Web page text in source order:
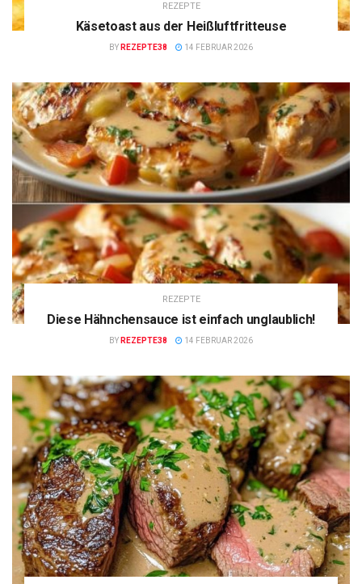
REZEPTE
Käsetoast aus der Heißluftfritteuse
BY REZEPTE38 14 FEBRUAR 2026
REZEPTE
Diese Hähnchensauce ist einfach unglaublich!
BY REZEPTE38 14 FEBRUAR 2026